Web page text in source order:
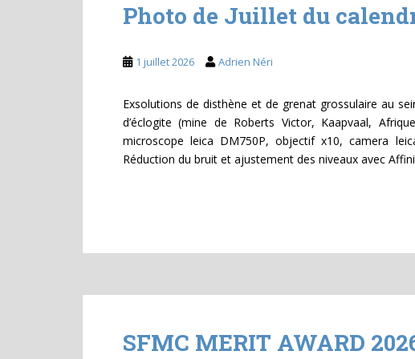
Photo de Juillet du
1 juillet 2026 Adrien Néri
Exsolutions de disthène et de grenat grossulaire au
d’éclogite (mine de Roberts Victor, Kaapvaal,
microscope leica DM750P, objectif x10, camera
Réduction du bruit et ajustement des niveaux avec
SFMC MERIT AWARD